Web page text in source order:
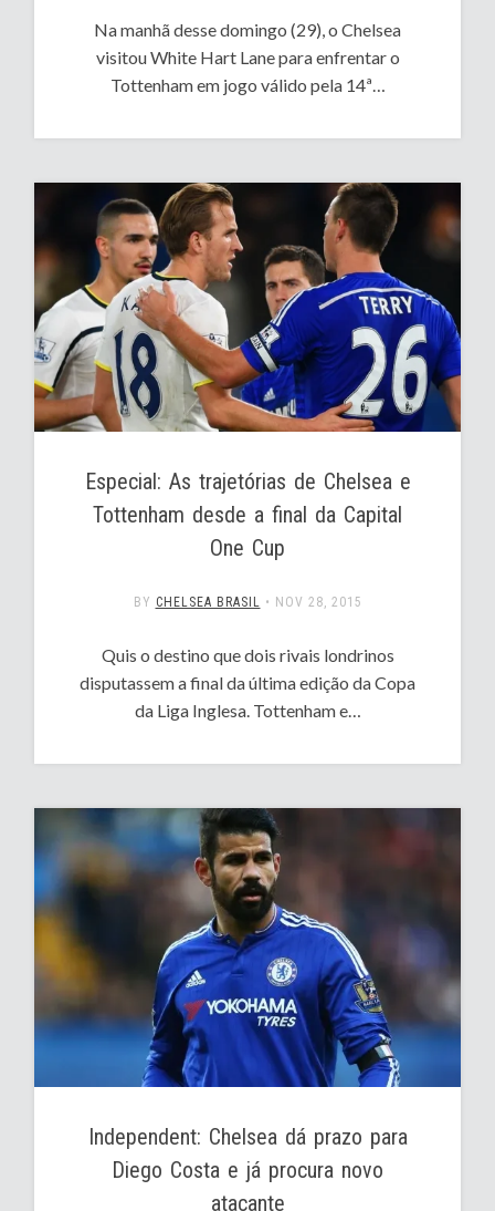
Na manhã desse domingo (29), o Chelsea
visitou White Hart Lane para enfrentar o
Tottenham em jogo válido pela 14ª…
Especial: As trajetórias de Chelsea e
Tottenham desde a final da Capital
One Cup
BY CHELSEA BRASIL • NOV 28, 2015
Quis o destino que dois rivais londrinos
disputassem a final da última edição da Copa
da Liga Inglesa. Tottenham e…
Independent: Chelsea dá prazo para
Diego Costa e já procura novo
atacante